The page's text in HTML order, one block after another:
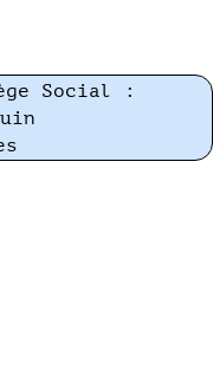
Social :